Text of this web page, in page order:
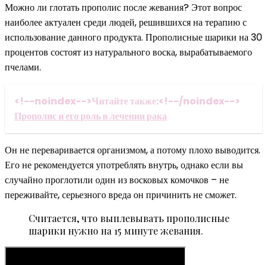
Можно ли глотать прополис после жевания? Этот вопрос
наиболее актуален среди людей, решившихся на терапию с
использование данного продукта. Прополисные шарики на 30
процентов состоят из натурального воска, вырабатываемого
пчелами.
<!--noindex-->Читайте также:<!--/noindex-->
Прополис и его роль в лечении рака
Он не переваривается организмом, а потому плохо выводится.
Его не рекомендуется употреблять внутрь, однако если вы
случайно проглотили один из восковых комочков – не
переживайте, серьезного вреда он причинить не сможет.
Считается, что выплевывать прополисные
шарики нужно на 15 минуте жевания.